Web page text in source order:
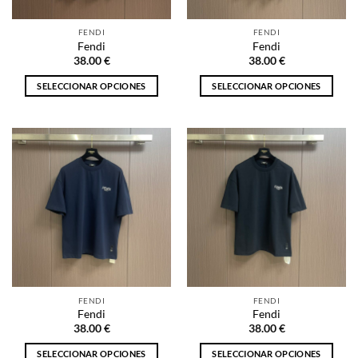
en
la
página
de
en
la
página
de
FENDI
Fendi
38.00€
SELECCIONAR OPCIONES
tiene
múltiples
variantes.
Las
opciones
pueden
elegir
en
la
página
de
FENDI
Fendi
38.00€
SELECCIONAR OPCIONES
tiene
múltiples
variantes.
Las
opciones
elegir
la
página
de
FENDI
Fendi
38.00€
SELECCIONAR OPCIONES
FENDI
Fendi
38.00€
SELECCIONAR OPCIONES